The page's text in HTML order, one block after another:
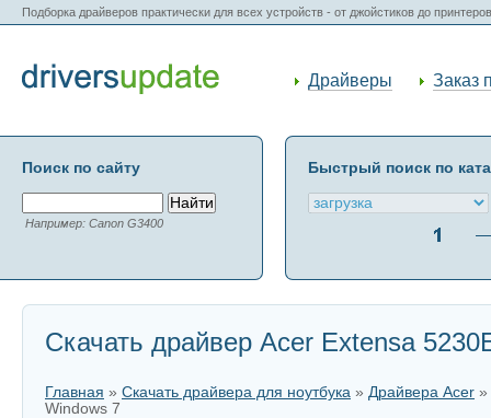
Подборка драйверов практически для всех устройств - от джойстиков до
Драйверы Заказ
Поиск по сайту
Например: Canon G3400
Быстрый поиск по
Скачать драйвер Acer Extensa
Главная » Скачать драйвера для ноутбука » Драйвера Acer »
Windows 7